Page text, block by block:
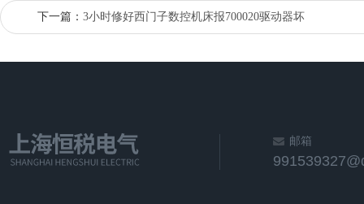
下一篇： 3小时修好西门子数控机床报700020驱动器坏
邮箱